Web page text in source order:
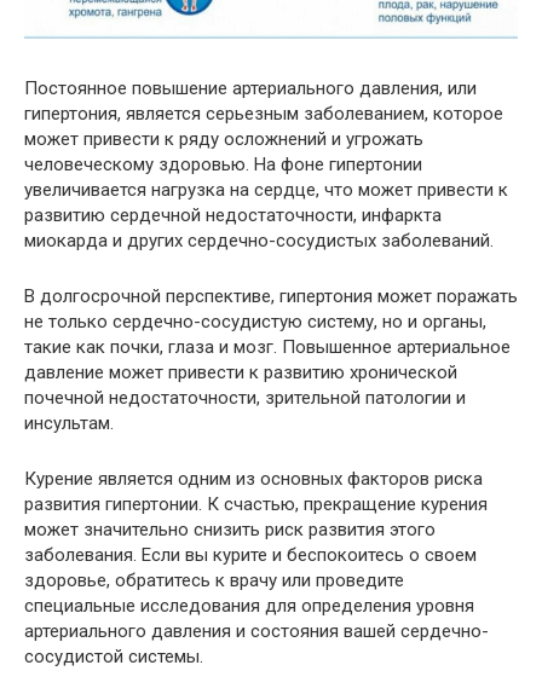
Постоянное повышение артериального давления, или
гипертония, является серьезным заболеванием, которое
может привести к ряду осложнений и угрожать
человеческому здоровью. На фоне гипертонии
увеличивается нагрузка на сердце, что может привести к
развитию сердечной недостаточности, инфаркта
миокарда и других сердечно-сосудистых заболеваний.
В долгосрочной перспективе, гипертония может поражать
не только сердечно-сосудистую систему, но и органы,
такие как почки, глаза и мозг. Повышенное артериальное
давление может привести к развитию хронической
почечной недостаточности, зрительной патологии и
инсультам.
Курение является одним из основных факторов риска
развития гипертонии. К счастью, прекращение курения
может значительно снизить риск развития этого
заболевания. Если вы курите и беспокоитесь о своем
здоровье, обратитесь к врачу или проведите
специальные исследования для определения уровня
артериального давления и состояния вашей сердечно-
сосудистой системы.